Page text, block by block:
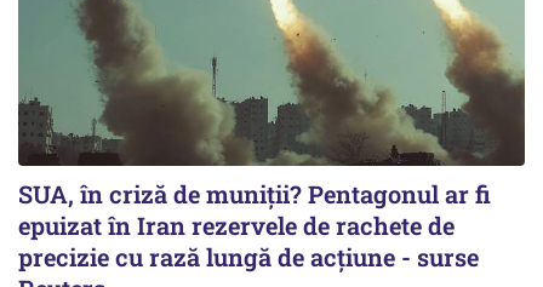
SUA, în criză de muniții? Pentagonul ar fi
epuizat în Iran rezervele de rachete de
precizie cu rază lungă de acţiune - surse